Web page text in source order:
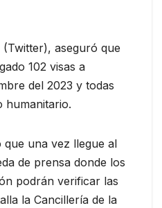
aseguró que
102 visas a
del 2023 y todas
humanitario.
una vez llegue al
de prensa donde los
podrán verificar las
la Cancillería de la